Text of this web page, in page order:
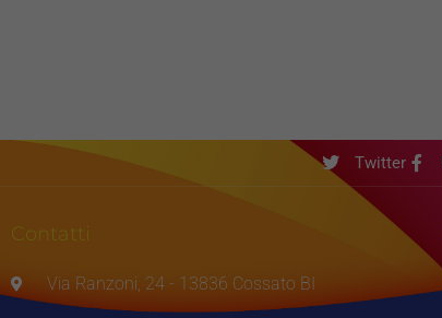
Twitter
Contatti
Via Ranzoni, 24 - 13836 Cossato BI